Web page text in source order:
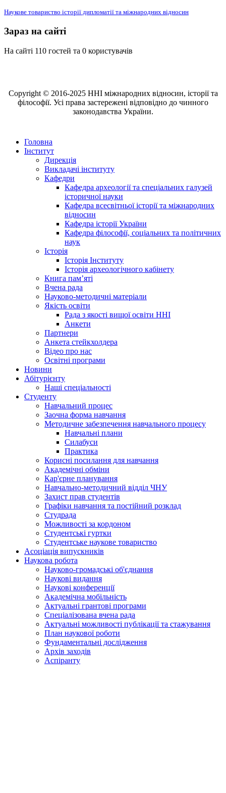
Наукове товариство історії дипломатії та міжнародних відносин
Зараз на сайті
На сайті 110 гостей та 0 користувачів
Copyright © 2016-2025 ННІ міжнародних відносин, історії та
філософії. Усі права застережені відповідно до чинного
законодавства України.
Головна
Інститут
Дирекція
Викладачі інституту
Кафедри
Кафедра археології та спеціальних галузей
історичної науки
Кафедра всесвітньої історії та міжнародних
відносин
Кафедра історії України
Кафедра філософії, соціальних та політичних
наук
Історія
Історія Інституту
Історія археологічного кабінету
Книга памʼяті
Вчена рада
Науково-методичні матеріали
Якість освіти
Рада з якості вищої освіти ННІ
Анкети
Партнери
Анкета стейкхолдера
Відео про нас
Освітні програми
Hовини
Абітурієнту
Наші спеціальності
Студенту
Навчальний процес
Заочна форма навчання
Методичне забезпечення навчального процесу
Навчальні плани
Силабуси
Практика
Корисні посилання для навчання
Академічні обміни
Кар'єрне планування
Навчально-методичний відділ ЧНУ
Захист прав студентів
Графіки навчання та постійний розклад
Студрада
Можливості за кордоном
Студентські гуртки
Студентське наукове товариство
Асоціація випускників
Наукова робота
Науково-громадські об'єднання
Наукові видання
Наукові конференції
Академічна мобільність
Актуальні грантові програми
Спеціалізована вчена рада
Актуальні можливості публікації та стажування
План наукової роботи
Фундаментальні дослідження
Архів заходів
Аспіранту